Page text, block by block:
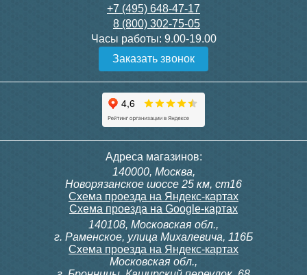
+7 (495) 648-47-17
8 (800) 302-75-05
Часы работы: 9.00-19.00
Заказать звонок
Адреса магазинов:
140000, Москва,
Новорязанское шоссе 25 км, ст16
Схема проезда на Яндекс-картах
Схема проезда на Google-картах
140108, Московская обл.,
г. Раменское, улица Михалевича, 116Б
Схема проезда на Яндекс-картах
Московская обл.,